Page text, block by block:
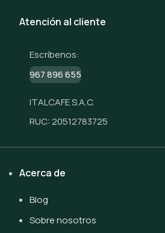
Atención al cliente
Escríbenos:
967 896 655
ITALCAFE S.A.C.
RUC: 20512783725
Acerca de
Blog
Sobre nosotros